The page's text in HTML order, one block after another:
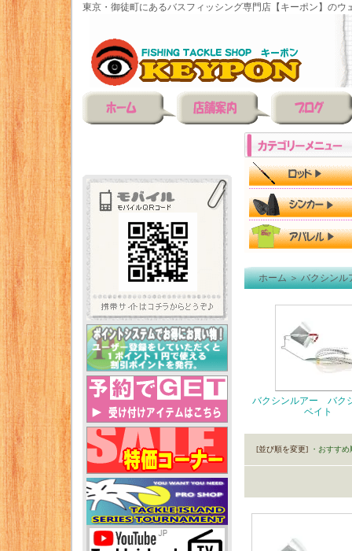
東京・御徒町にあるバスフィッシング専門店【キーポン】のウ
ホーム＞バクシンル
バクシンルアー バク
ベイト
[並び順を変更] ・おすすめ